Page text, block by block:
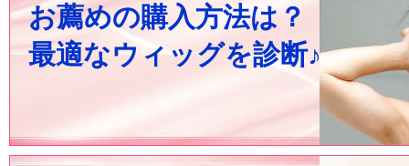
お薦めの購入方法は？
最適なウィッグを診断♪